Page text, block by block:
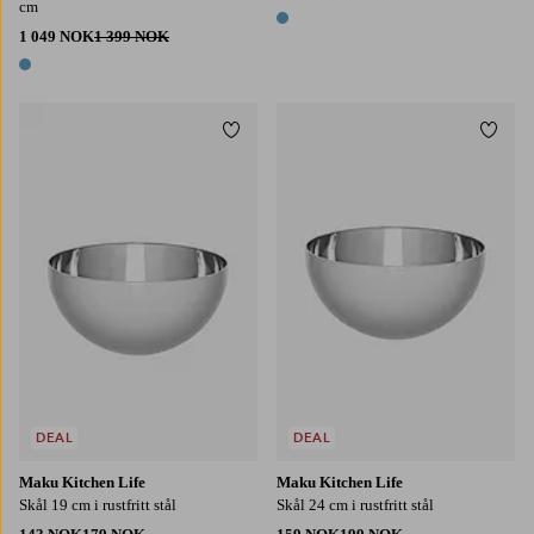
cm
1 049 NOK1 399 NOK
1 farge
1 farge
Maku Kitchen Life
Skål 19 cm i rustfritt stål
DEAL
Legg til favoritter
Maku Kitchen Life
Skål 24 cm i rustfritt stål
DEAL